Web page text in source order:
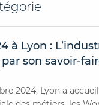
à Lyon :
son savoir-
2024, Lyon a